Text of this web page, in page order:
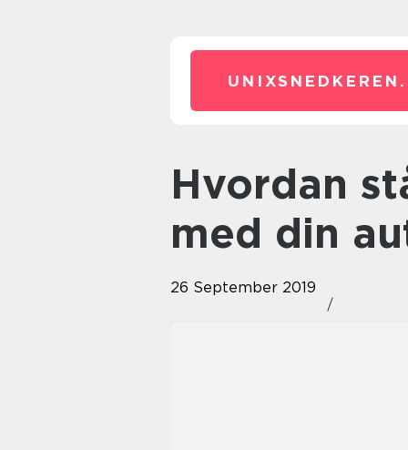
UNIXSNEDKEREN.
Hvordan står det egentlig til
med din
26 September 2019